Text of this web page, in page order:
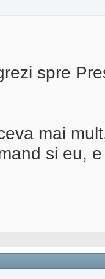
spre
mai
si eu,